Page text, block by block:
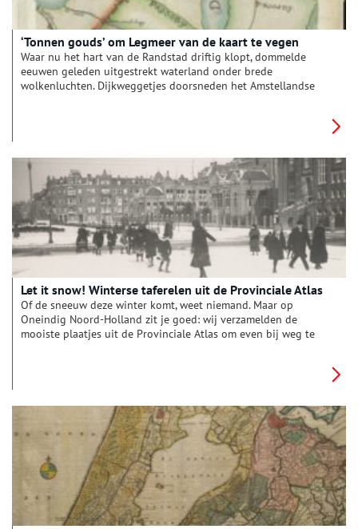
‘Tonnen gouds’ om Legmeer van de kaart te vegen
Waar nu het hart van de Randstad driftig klopt, dommelde
eeuwen geleden uitgestrekt waterland onder brede
wolkenluchten. Dijkweggetjes doorsneden het Amstellandse
kabbelde nog als vanouds. Exact 150 jaar geleden maakte
koning Willem III daar met een pennenstreek definitief een
eind aan.
Let it snow! Winterse taferelen uit de Provinciale Atlas
Of de sneeuw deze winter komt, weet niemand. Maar op
Oneindig Noord-Holland zit je goed: wij verzamelden de
mooiste plaatjes uit de Provinciale Atlas om even bij weg te